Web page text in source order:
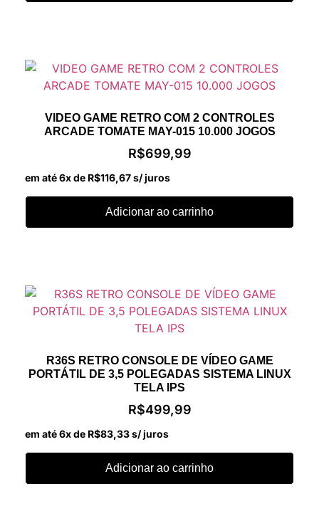
VIDEO GAME RETRO COM 2 CONTROLES
ARCADE TOMATE MAY-015 10.000 JOGOS
R$699,99
em até 6x de R$116,67s/ juros
Adicionar ao carrinho
R36S RETRO CONSOLE DE VÍDEO GAME
PORTÁTIL DE 3,5 POLEGADAS SISTEMA LINUX
TELA IPS
R$499,99
em até 6x de R$83,33s/ juros
Adicionar ao carrinho